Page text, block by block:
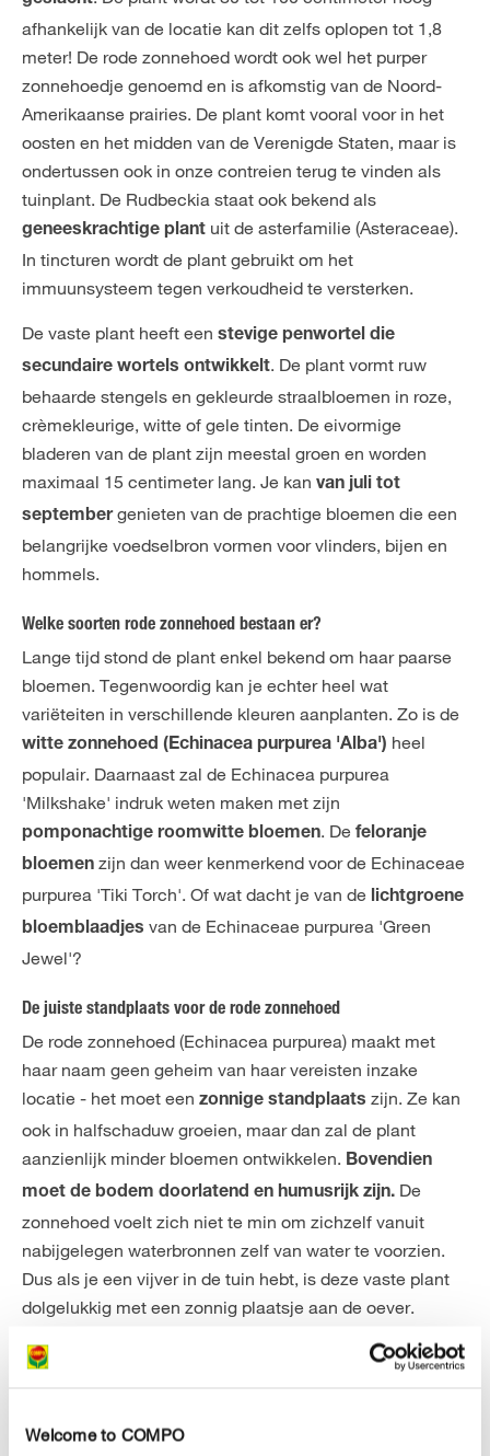
Welcome to COMPO
afhankelijk van de locatie kan dit zelfs oplopen tot 1,8
meter! De rode zonnehoed wordt ook wel het purper
zonnehoedje genoemd en is afkomstig van de Noord-
Amerikaanse prairies. De plant komt vooral voor in het
oosten en het midden van de Verenigde Staten, maar is
ondertussen ook in onze contreien terug te vinden als
tuinplant. De Rudbeckia staat ook bekend als
geneeskrachtige plant uit de asterfamilie (Asteraceae).
In tincturen wordt de plant gebruikt om het
immuunsysteem tegen verkoudheid te versterken.
De vaste plant heeft een stevige penwortel die
secundaire wortels ontwikkelt. De plant vormt ruw
behaarde stengels en gekleurde straalbloemen in roze,
crèmekleurige, witte of gele tinten. De eivormige
bladeren van de plant zijn meestal groen en worden
maximaal 15 centimeter lang. Je kan van juli tot
septembergenieten van de prachtige bloemen die een
belangrijke voedselbron vormen voor vlinders, bijen en
hommels.
Welke soorten rode zonnehoed bestaan er?
Lange tijd stond de plant enkel bekend om haar paarse
bloemen. Tegenwoordig kan je echter heel wat
variëteiten in verschillende kleuren aanplanten. Zo is de
witte zonnehoed (Echinacea purpurea 'Alba') heel
populair. Daarnaast zal de Echinacea purpurea
'Milkshake' indruk weten maken met zijn
pomponachtige roomwitte bloemen. De feloranje
bloemen zijn dan weer kenmerkend voor de Echinaceae
purpurea 'Tiki Torch'. Of wat dacht je van de lichtgroene
bloemblaadjes van de Echinaceae purpurea 'Green
Jewel'?
De juiste standplaats voor de rode zonnehoed
De rode zonnehoed (Echinacea purpurea) maakt met
haar naam geen geheim van haar vereisten inzake
locatie - het moet een zonnige standplaats zijn. Ze kan
ook in halfschaduw groeien, maar dan zal de plant
aanzienlijk minder bloemen ontwikkelen. Bovendien
moet de bodem doorlatend en humusrijk zijn. De
zonnehoed voelt zich niet te min om zichzelf vanuit
nabijgelegen waterbronnen zelf van water te voorzien.
Dus als je een vijver in de tuin hebt, is deze vaste plant
dolgelukkig met een zonnig plaatsje aan de oever.
Rode zonnehoed aanplanten - zo ga je te werk